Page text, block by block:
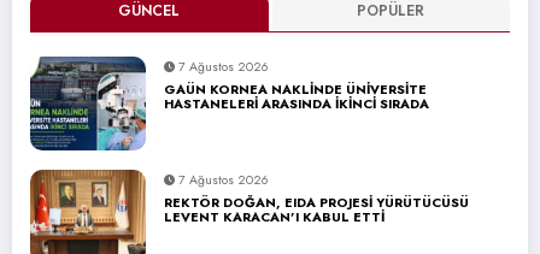
GÜNCEL POPÜLER
7 Ağustos 2026
GAÜN KORNEA NAKLİNDE ÜNİVERSİTE
HASTANELERİ ARASINDA İKİNCİ SIRADA
7 Ağustos 2026
REKTÖR DOĞAN, EIDA PROJESİ YÜRÜTÜCÜSÜ
LEVENT KARACAN’I KABUL ETTİ